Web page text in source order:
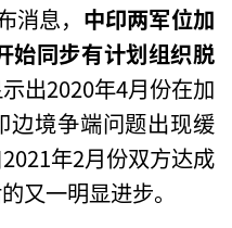
息， 中印两军位加
始同步有计划组织脱
出2020年4月份在加
边境争端问题出现缓
年2月份双方达成
又一明显进步。